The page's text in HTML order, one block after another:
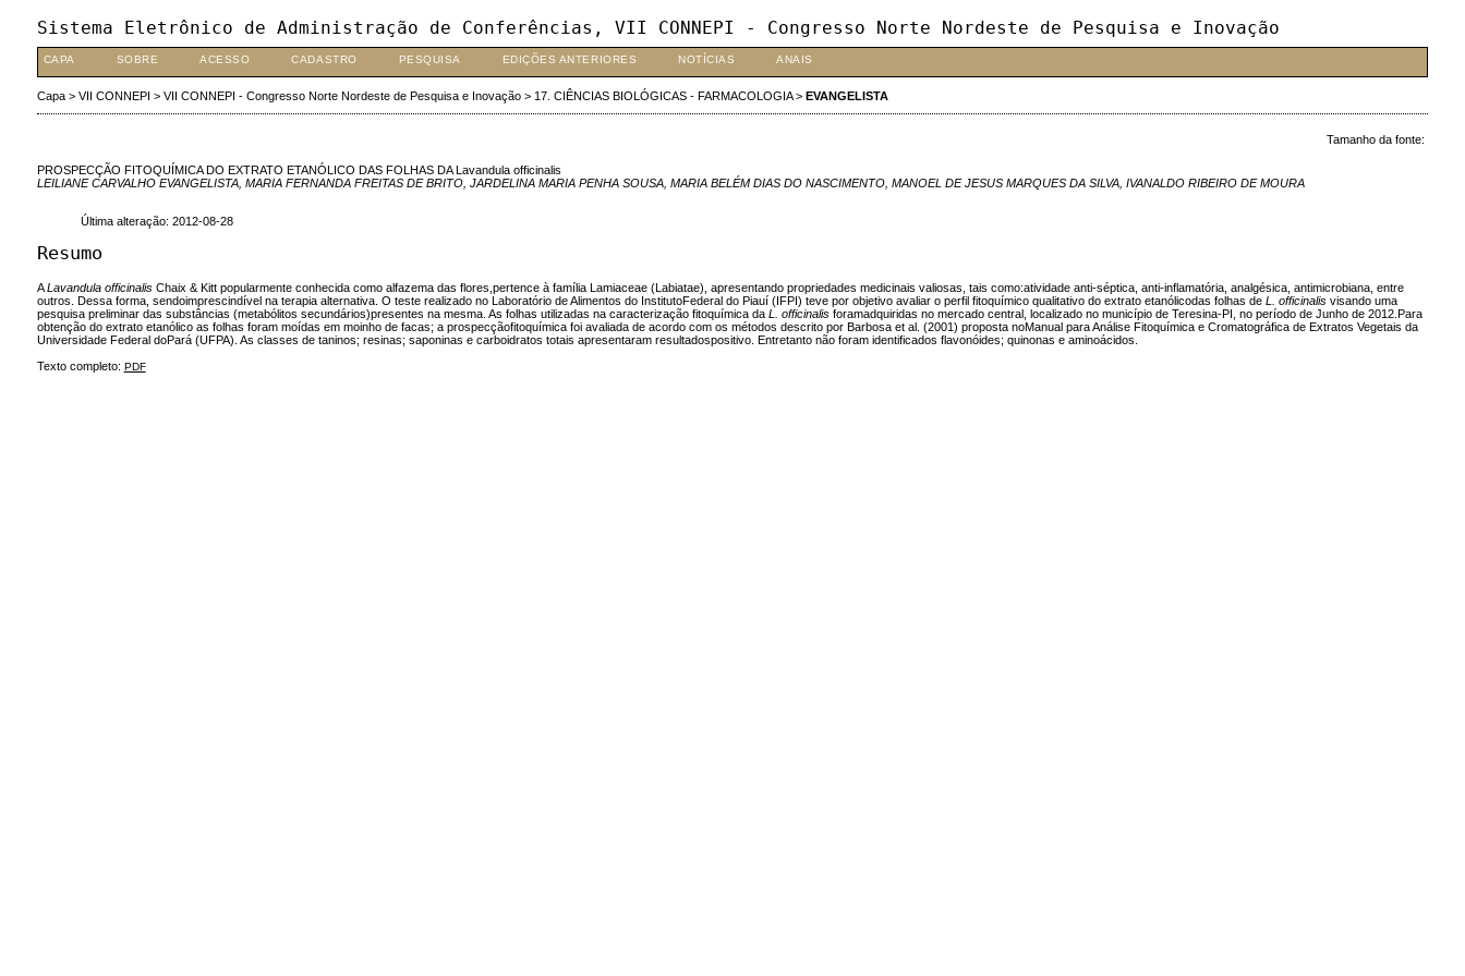
Sistema Eletrônico de Administração de Conferências, VII CONNEPI - Congresso Norte Nordeste de Pesquisa e Inovação
CAPA SOBRE ACESSO CADASTRO PESQUISA EDIÇÕES ANTERIORES NOTÍCIAS ANAIS
Capa> VII CONNEPI > VII CONNEPI - Congresso Norte Nordeste de Pesquisa e Inovação> 17. CIÊNCIAS BIOLÓGICAS - FARMACOLOGIA> EVANGELISTA
Tamanho da fonte:
PROSPECÇÃO FITOQUÍMICA DO EXTRATO ETANÓLICO DAS FOLHAS DA Lavandula officinalis
LEILIANE CARVALHO EVANGELISTA, MARIA FERNANDA FREITAS DE BRITO, JARDELINA MARIA PENHA SOUSA, MARIA BELÉM DIAS DO NASCIMENTO, MANOEL DE JESUS MARQUES DA SILVA, IVANALDO RIBEIRO DE MOURA
Última alteração: 2012-08-28
Resumo
ALavandula officinalisChaix & Kitt popularmente conhecida como alfazema das flores,pertence à família Lamiaceae (Labiatae), apresentando propriedades medicinais valiosas, tais como:atividade anti-séptica, anti-inflamatória, analgésica, antimicrobiana, entre
outros. Dessa forma, sendoimprescindível na terapia alternativa. O teste realizado no Laboratório de Alimentos do InstitutoFederal do Piauí (IFPI) teve por objetivo avaliar o perfil fitoquímico qualitativo do extrato etanólicodas folhas de L. officinalisvisando uma
pesquisa preliminar das substâncias (metabólitos secundários)presentes na mesma. As folhas utilizadas na caracterização fitoquímica daL. officinalisforamadquiridas no mercado central, localizado no município de Teresina-PI, no período de Junho de 2012.Para
obtenção do extrato etanólico as folhas foram moídas em moinho de facas; a prospecçãofitoquímica foi avaliada de acordo com os métodos descrito por Barbosa et al. (2001) proposta noManual para Análise Fitoquímica e Cromatográfica de Extratos Vegetais da
Universidade Federal doPará (UFPA). As classes de taninos; resinas; saponinas e carboidratos totais apresentaram resultadospositivo. Entretanto não foram identificados flavonóides; quinonas e aminoácidos.
Texto completo: PDF